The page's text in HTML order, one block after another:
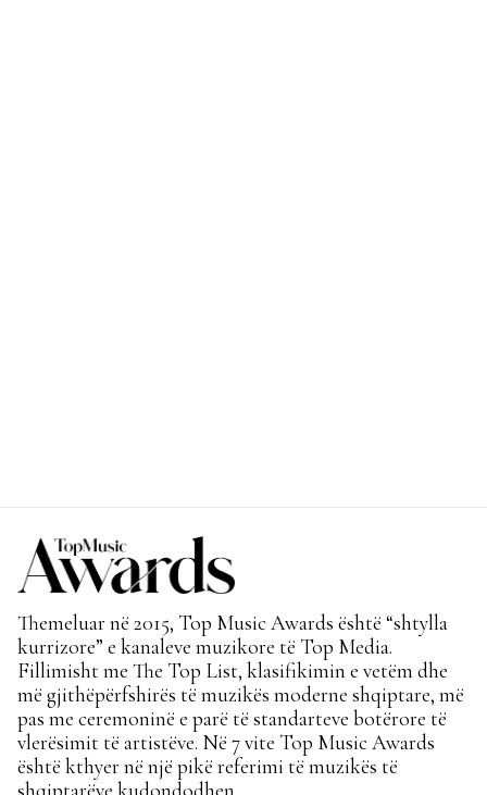
Themeluar në 2015, Top Music Awards është “shtylla
kurrizore” e kanaleve muzikore të Top Media.
Fillimisht me The Top List, klasifikimin e vetëm dhe
më gjithëpërfshirës të muzikës moderne shqiptare, më
pas me ceremoninë e parë të standarteve botërore të
vlerësimit të artistëve. Në 7 vite Top Music Awards
është kthyer në një pikë referimi të muzikës të